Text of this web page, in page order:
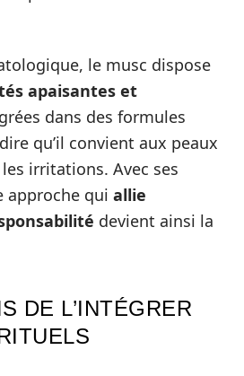
le musc dispose
apaisantes et
dans des formules
qu’il convient aux peaux
irritations. Avec ses
approche qui allie
devient ainsi la
DE L’INTÉGRER